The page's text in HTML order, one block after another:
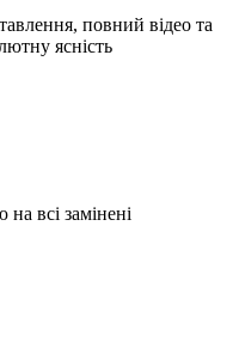
повний відео та
ясність
всі замінені